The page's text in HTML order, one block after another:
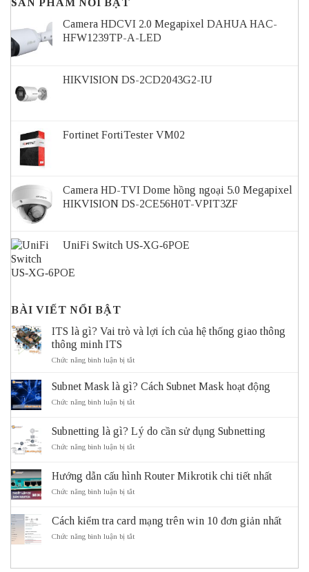
SẢN PHẨM NỔI BẬT
Camera HDCVI 2.0 Megapixel DAHUA HAC-
HFW1239TP-A-LED
HIKVISION DS-2CD2043G2-IU
Fortinet FortiTester VM02
Camera HD-TVI Dome hồng ngoại 5.0 Megapixel
HIKVISION DS-2CE56H0T-VPIT3ZF
UniFi Switch US‑XG‑6POE
BÀI VIẾT NỔI BẬT
ITS là gì? Vai trò và lợi ích của hệ thống giao thông
thông minh ITS
Chức năng bình luận bị tắtở
gì?
Vai
lợi
của
thống
thông
ITS
Subnet Mask là gì? Cách Subnet Mask hoạt động
Chức năng bình luận bị tắtở
là
Mask
động
Subnetting là gì? Lý do cần sử dụng Subnetting
Chức năng bình luận bị tắtở
gì?
sử
dụng
Subnetting
Hướng dẫn cấu hình Router Mikrotik chi tiết nhất
Chức năng bình luận bị tắtở
cấu
Cách kiểm tra card mạng trên win 10 đơn giản nhất
Chức năng bình luận bị tắtở
tra